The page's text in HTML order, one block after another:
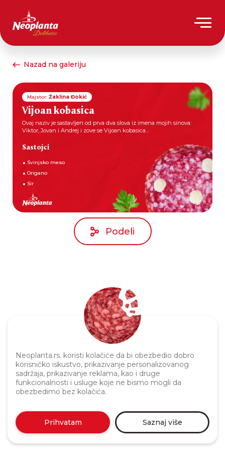
Neoplanta.rs. koristi kolačiće da bi obezbedio dobro
korisničko iskustvo, prikazivanje personalizovanog
sadržaja, prikazivanje reklama, kao i druge
funkcionalnosti i usluge koje ne bismo mogli da
obezbedimo bez kolačića.
Prihvatam Saznaj više
Nazad na galeriju
Majstor: Žaklina Đokić
Vijoan kobasica
Ovaj naziv je sastavljen od prva dva slova iz imena mojih sinova:
Viktor, Jovan i Andrej i zove se Vijoan kobasica...
Sastojci
Svinjsko meso
Origano
Sir
Podeli